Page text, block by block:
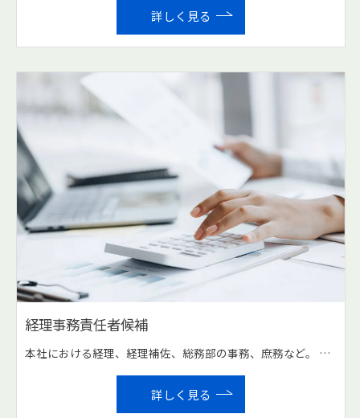
詳しく見る
経理事務責任者候補
本社における経理、経理補佐、総務部の事務、庶務など。 将来的に弊社の経理を担う方を募集しています。 経理責任者の候補となる方またはそれを目指していただくことが前提の求人となります。
詳しく見る